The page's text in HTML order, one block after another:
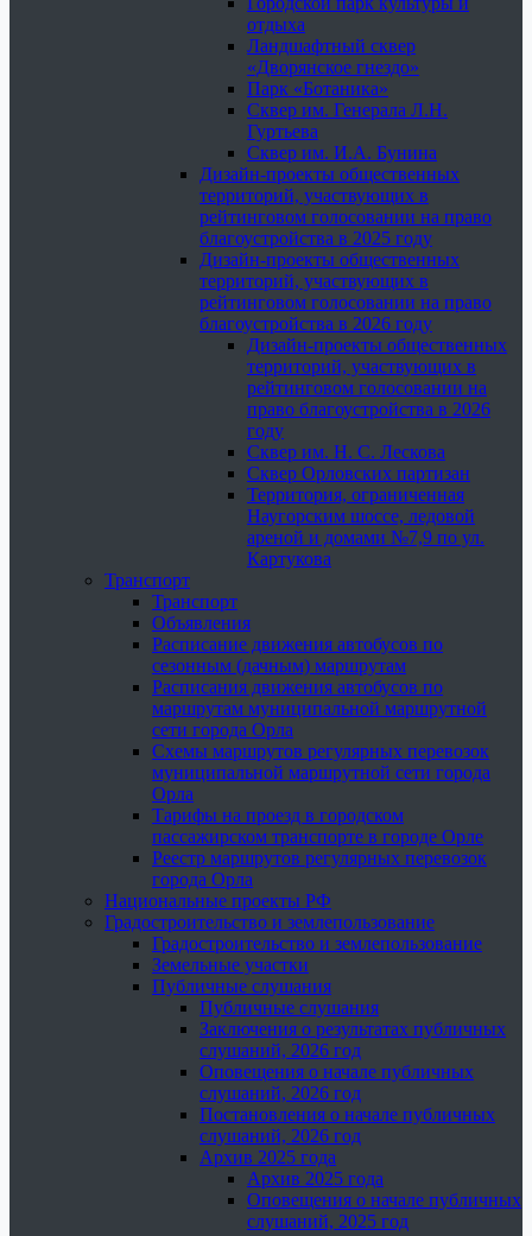
отдыха
Ландшафтный сквер
«Дворянское гнездо»
Парк «Ботаника»
Сквер им. Генерала Л.Н.
Гуртьева
Сквер им. И.А. Бунина
Дизайн-проекты общественных
территорий, участвующих в
рейтинговом голосовании на право
благоустройства в 2025 году
Дизайн-проекты общественных
территорий, участвующих в
рейтинговом голосовании на право
благоустройства в 2026 году
Дизайн-проекты общественных
территорий, участвующих в
рейтинговом голосовании на
право благоустройства в 2026
году
Сквер им. Н. С. Лескова
Сквер Орловских партизан
Территория, ограниченная
Наугорским шоссе, ледовой
ареной и домами №7,9 по ул.
Картукова
Транспорт
Транспорт
Объявления
Расписание движения автобусов по
сезонным (дачным) маршрутам
Расписания движения автобусов по
маршрутам муниципальной маршрутной
сети города Орла
Схемы маршрутов регулярных перевозок
муниципальной маршрутной сети города
Орла
Тарифы на проезд в городском
пассажирском транспорте в городе Орле
Реестр маршрутов регулярных перевозок
города Орла
Национальные проекты РФ
Градостроительство и землепользование
Градостроительство и землепользование
Земельные участки
Публичные слушания
Публичные слушания
Заключения о результатах публичных
слушаний, 2026 год
Оповещения о начале публичных
слушаний, 2026 год
Постановления о начале публичных
слушаний, 2026 год
Архив 2025 года
Архив 2025 года
Оповещения о начале публичных
слушаний, 2025 год